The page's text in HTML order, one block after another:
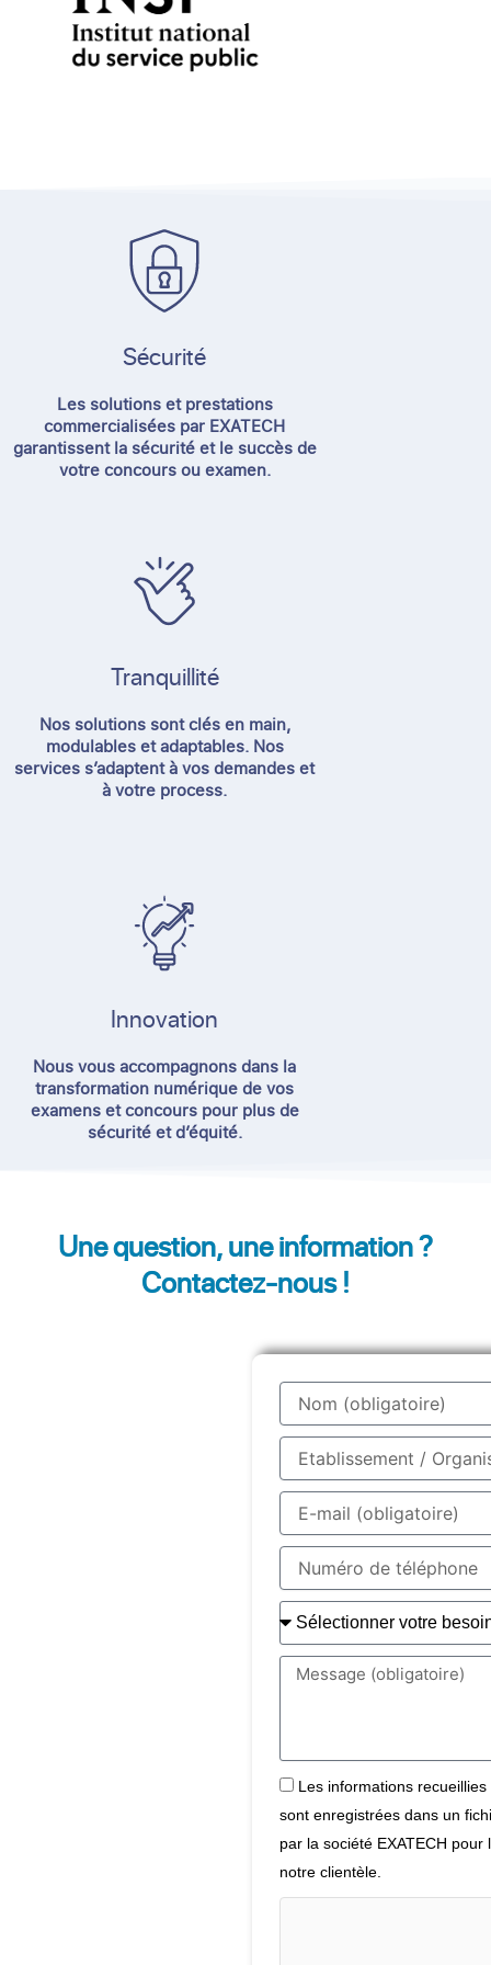
Sécurité​
Les solutions et prestations
commercialisées par EXATECH
garantissent la sécurité et le succès de
votre concours ou examen.
Tranquillité​
Nos solutions sont clés en main,
modulables et adaptables. Nos
services s’adaptent à vos demandes et
à votre process.
Innovation
Nous vous accompagnons dans la
transformation numérique de vos
examens et concours pour plus de
sécurité et d’équité.
Une question, une information ?
Contactez-nous !
Nom
Etablissement
Organisme
Société
E-
mail
Numéro
téléphone
Votre
besoin
Vous
Les
recueillies
sur
ce
Les informations
sont enregistrées dans un
par la société EXATECH pour
notre clientèle.